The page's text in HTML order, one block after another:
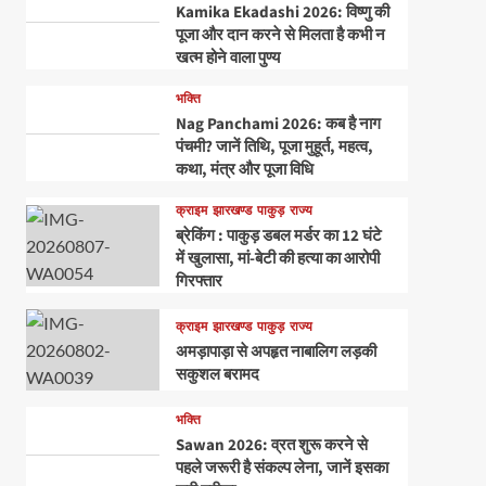
Kamika Ekadashi 2026: विष्णु की
पूजा और दान करने से मिलता है कभी न
खत्म होने वाला पुण्य
भक्ति
Nag Panchami 2026: कब है नाग
पंचमी? जानें तिथि, पूजा मुहूर्त, महत्व,
कथा, मंत्र और पूजा विधि
क्राइम झारखण्ड पाकुड़ राज्य
ब्रेकिंग : पाकुड़ डबल मर्डर का 12 घंटे
में खुलासा, मां-बेटी की हत्या का आरोपी
गिरफ्तार
क्राइम झारखण्ड पाकुड़ राज्य
अमड़ापाड़ा से अपहृत नाबालिग लड़की
सकुशल बरामद
भक्ति
Sawan 2026: व्रत शुरू करने से
पहले जरूरी है संकल्प लेना, जानें इसका